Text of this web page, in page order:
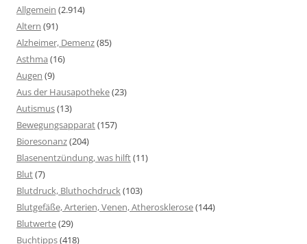
Allgemein (2.914)
Altern (91)
Alzheimer, Demenz(85)
Asthma (16)
Augen (9)
Aus der Hausapotheke(23)
Autismus(13)
Bewegungsapparat(157)
Bioresonanz(204)
Blasenentzündung, was hilft(11)
Blut(7)
Blutdruck, Bluthochdruck(103)
Blutgefäße, Arterien, Venen, Atherosklerose(144)
Blutwerte(29)
Buchtipps(418)